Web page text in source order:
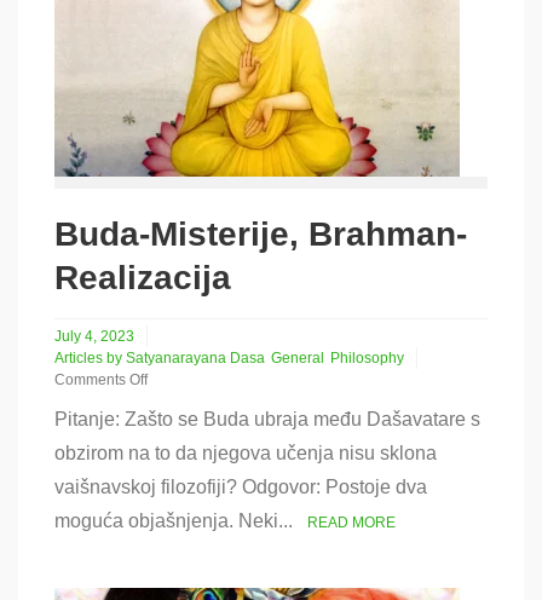
Buda-Misterije, Brahman-
Realizacija
July 4, 2023
Articles by Satyanarayana Dasa General Philosophy
Comments Off
Buda-
Misterije,
Brahman-
Realizacija
Pitanje: Zašto se Buda ubraja među Dašavatare s
obzirom na to da njegova učenja nisu sklona
vaišnavskoj filozofiji? Odgovor: Postoje dva
moguća objašnjenja. Neki...
READ MORE